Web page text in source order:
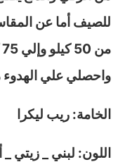
للصيف أما عن
واحصلي علي الهدوء
الخامة: ريب ليكرا
اللون: لبني _ زيتي